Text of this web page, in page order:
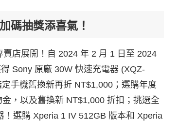
碼抽獎添喜氣！
店展開！自 2024 年 2 月 1 日至 2024
Sony 原廠 30W 快速充電器 (XQZ-
定手機舊換新再折 NT$1,000；選購年度
，以及舊換新 NT$1,000 折扣；挑選全
選購 Xperia 1 IV 512GB 版本和 Xperia